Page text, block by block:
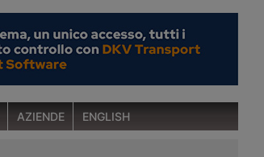
AZIENDE ENGLISH